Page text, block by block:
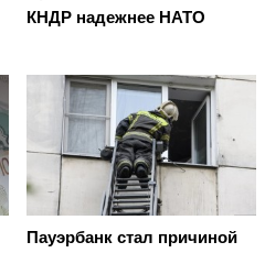
КНДР надежнее НАТО
Пауэрбанк стал причиной